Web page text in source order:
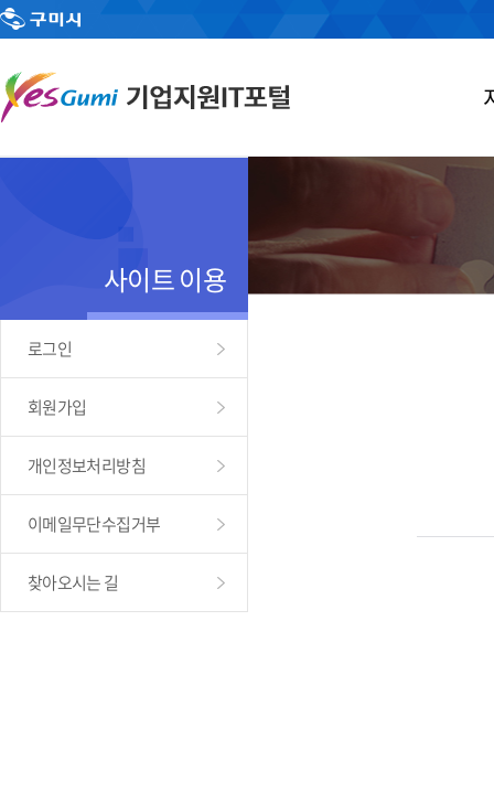
사이트 이용
로그인
회원가입
개인정보처리방침
이메일무단수집거부
찾아오시는 길